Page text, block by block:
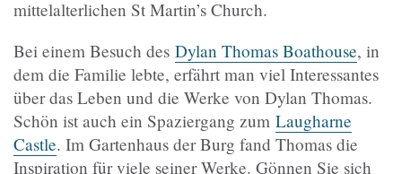
mittelalterlichen St Martin’s Church.
Bei einem Besuch des Dylan Thomas Boathouse, in
dem die Familie lebte, erfährt man viel Interessantes
über das Leben und die Werke von Dylan Thomas.
Schön ist auch ein Spaziergang zum Laugharne
Castle. Im Gartenhaus der Burg fand Thomas die
Inspiration für viele seiner Werke. Gönnen Sie sich